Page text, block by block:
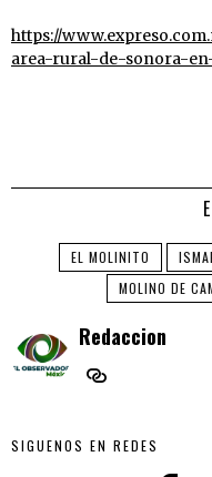
https://
area-rural-de-sonora-
EL MOLINITO
MOLINO DE
Redaccion
SIGUENOS EN REDES